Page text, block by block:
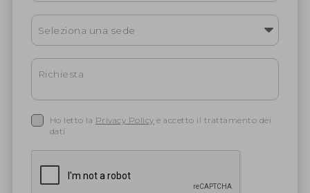
Ho letto la Privacy Policy e accetto il trattamento dei
dati